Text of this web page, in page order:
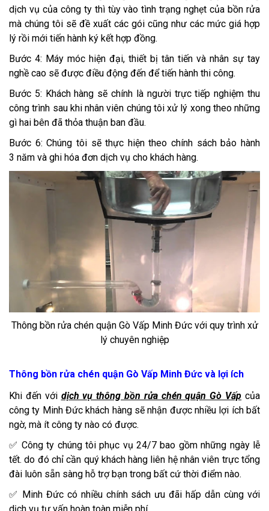
dịch vụ của công ty thì tùy vào tình trạng nghẹt của bồn rửa
mà chúng tôi sẽ đề xuất các gói cũng như các mức giá hợp
lý rồi mới tiến hành ký kết hợp đồng.
Bước 4: Máy móc hiện đại, thiết bị tân tiến và nhân sự tay
nghề cao sẽ được điều động đến để tiến hành thi công.
Bước 5: Khách hàng sẽ chính là người trực tiếp nghiệm thu
công trình sau khi nhân viên chúng tôi xử lý xong theo những
gì hai bên đã thỏa thuận ban đầu.
Bước 6: Chúng tôi sẽ thực hiện theo chính sách bảo hành
3 năm và ghi hóa đơn dịch vụ cho khách hàng.
Thông bồn rửa chén quận Gò Vấp Minh Đức với quy trình xử
lý chuyên nghiệp
Thông bồn rửa chén quận Gò Vấp Minh Đức và lợi ích
Khi đến với dịch vụ thông bồn rửa chén quận Gò Vấp của
công ty Minh Đức khách hàng sẽ nhận được nhiều lợi ích bất
ngờ, mà ít công ty nào có được.
✅ Công ty chúng tôi phục vụ 24/7 bao gồm những ngày lễ
tết. do đó chỉ cần quý khách hàng liên hệ nhân viên trực tổng
đài luôn sẵn sàng hỗ trợ bạn trong bất cứ thời điểm nào.
✅ Minh Đức có nhiều chính sách ưu đãi hấp dẫn cùng với
dịch vụ tư vấn hoàn toàn miễn phí.